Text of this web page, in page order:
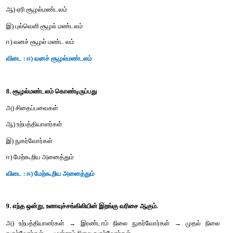
ஈ) அ மற்றும் ஆ
அளவு
அ) 2 - 8%
ஆ) 2-10%
இ) 3 - 10%
7. கீழ்கண்ட எந்த சூழல்மண்டலம் அதிகப்படியான முதல்நிலை